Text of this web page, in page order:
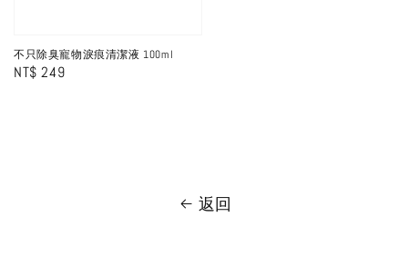
不只除臭寵物淚痕清潔液 100ml
Regular
NT$ 249
返回